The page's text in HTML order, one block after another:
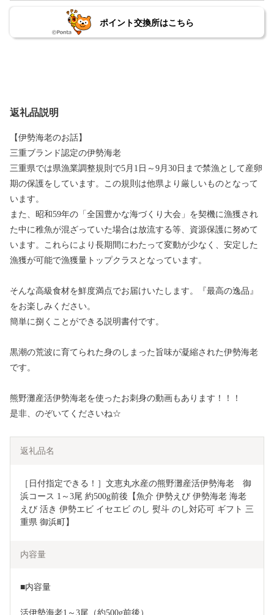
ポイント交換所はこちら
返礼品説明
【伊勢海老のお話】
三重ブランド認定の伊勢海老
三重県では県漁業調整規則で5月1日～9月30日まで禁漁として産卵
期の保護をしています。この規則は他県より厳しいものとなって
います。
また、昭和59年の「全国豊かな海づくり大会」を契機に漁獲され
た中に稚魚が混ざっていた場合は放流する等、資源保護に努めて
います。これらにより長期間にわたって変動が少なく、安定した
漁獲が可能で漁獲量トップクラスとなっています。
そんな高級食材を鮮度満点でお届けいたします。『最高の逸品』
をお楽しみください。
簡単に捌くことができる説明書付です。
黒潮の荒波に育てられた身のしまった旨味が凝縮された伊勢海老
です。
熊野灘産活伊勢海老を使ったお刺身の動画もあります！！！
是非、のぞいてくださいね☆
返礼品名
［日付指定できる！］文恵丸水産の熊野灘産活伊勢海老　御
浜コース 1～3尾 約500g前後【魚介 伊勢えび 伊勢海老 海老
えび 活き 伊勢エビ イセエビ のし 熨斗 のし対応可 ギフト 三
重県 御浜町】
内容量
■内容量
活伊勢海老1～3尾（約500g前後）